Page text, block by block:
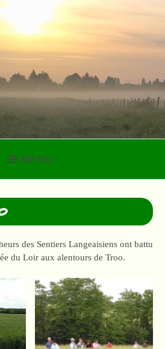
MENU
des Sentiers Langeaisiens ont battu
du Loir aux alentours de Troo.